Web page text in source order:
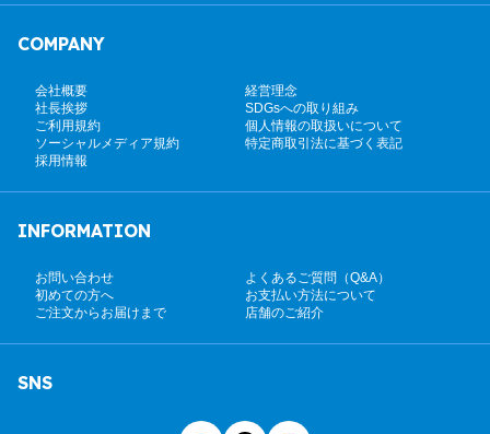
COMPANY
会社概要
経営理念
社長挨拶
SDGsへの取り組み
ご利用規約
個人情報の取扱いについて
ソーシャルメディア規約
特定商取引法に基づく表記
採用情報
INFORMATION
お問い合わせ
よくあるご質問（Q&A）
初めての方へ
お支払い方法について
ご注文からお届けまで
店舗のご紹介
SNS